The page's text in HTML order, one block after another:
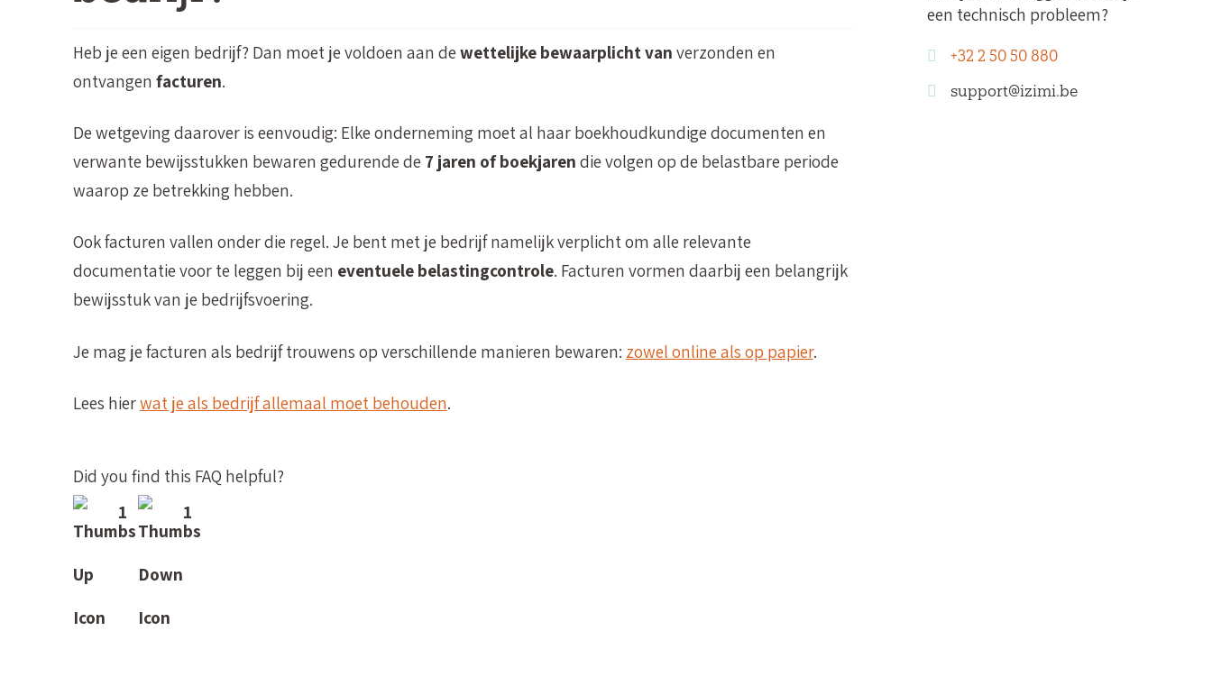
Heb je een eigen bedrijf? Dan moet je voldoen aan dewettelijke bewaarplicht vanverzonden en
ontvangenfacturen.
De wetgeving daarover is eenvoudig: Elke onderneming moet al haar boekhoudkundige documenten en
verwante bewijsstukken bewaren gedurende de7 jaren of boekjarendie volgen op de belastbare periode
waarop ze betrekking hebben.
Ook facturen vallen onder die regel. Je bent met je bedrijf namelijk verplicht om alle relevante
documentatie voor te leggen bij een eventuele belastingcontrole. Facturen vormen daarbij een belangrijk
bewijsstuk van je bedrijfsvoering.
Je mag je facturen als bedrijf trouwens op verschillende manieren bewaren: zowel online als op papier.
Lees hierwat je als bedrijf allemaal moet behouden.
Did you find this FAQ helpful?
1
1
een technisch probleem?
+32 2 50 50 880
support@izimi.be